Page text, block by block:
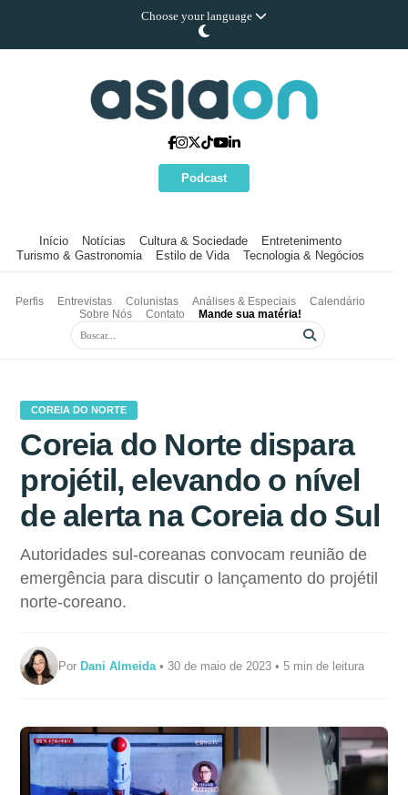
Choose your language
Podcast
Início Notícias Cultura & Sociedade
Entretenimento
Turismo & Gastronomia
Estilo de Vida Tecnologia & Negócios
Perfis Entrevistas Colunistas Análises & Especiais
Calendário
Sobre Nós
Contato Mande sua matéria!
COREIA DO NORTE
Coreia do Norte dispara
projétil, elevando o nível
de alerta na Coreia do Sul
Autoridades sul-coreanas convocam reunião de
emergência para discutir o lançamento do projétil
norte-coreano.
PorDani Almeida • 30 de maio de 2023 • 5 min de leitura